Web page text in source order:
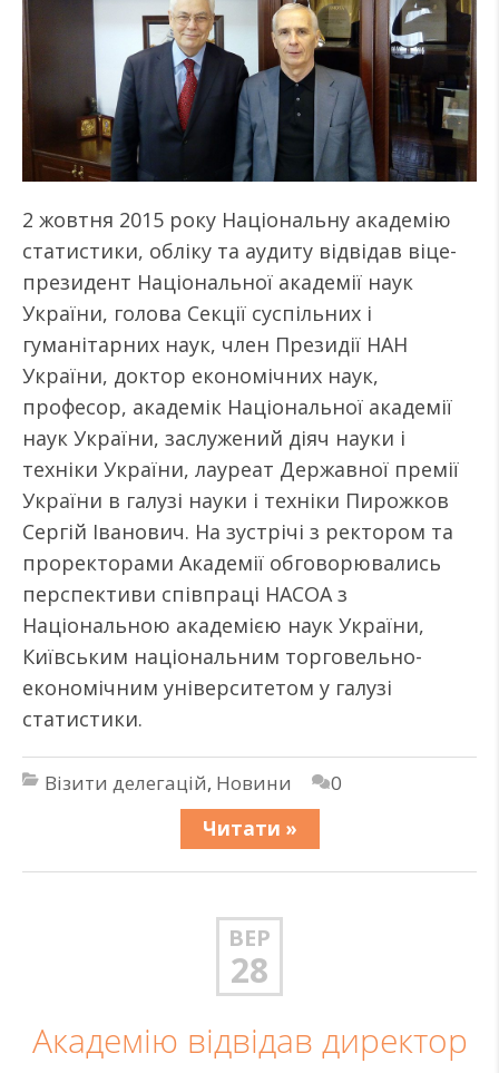
2 жовтня 2015 року Національну академію
статистики, обліку та аудиту відвідав віце-
президент Національної академії наук
України, голова Секції суспільних і
гуманітарних наук, член Президії НАН
України, доктор економічних наук,
професор, академік Національної академії
наук України, заслужений діяч науки і
техніки України, лауреат Державної премії
України в галузі науки і техніки Пирожков
Сергій Іванович. На зустрічі з ректором та
проректорами Академії обговорювались
перспективи співпраці НАСОА з
Національною академією наук України,
Київським національним торговельно-
економічним університетом у галузі
статистики.
Візити делегацій, Новини
0
Читати »
ВЕР
28
Академію відвідав директор